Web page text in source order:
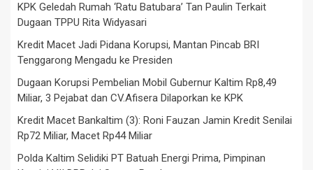
KPK Geledah Rumah ‘Ratu Batubara’ Tan Paulin Terkait
Dugaan TPPU Rita Widyasari
Kredit Macet Jadi Pidana Korupsi, Mantan Pincab BRI
Tenggarong Mengadu ke Presiden
Dugaan Korupsi Pembelian Mobil Gubernur Kaltim Rp8,49
Miliar, 3 Pejabat dan CV.Afisera Dilaporkan ke KPK
Kredit Macet Bankaltim (3): Roni Fauzan Jamin Kredit Senilai
Rp72 Miliar, Macet Rp44 Miliar
Polda Kaltim Selidiki PT Batuah Energi Prima, Pimpinan